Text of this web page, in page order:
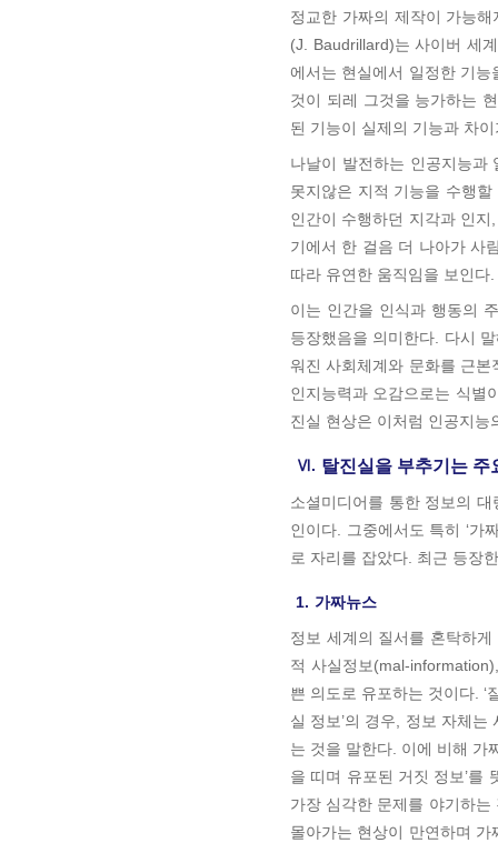
정교한 가짜의 제작이 가능
(J. Baudrillard)는 사이버 세
에서는 현실에서 일정한 기
것이 되레 그것을 능가하는
된 기능이 실제의 기능과 차
나날이 발전하는 인공지능과
못지않은 지적 기능을 수행
인간이 수행하던 지각과 인
기에서 한 걸음 더 나아가 사
따라 유연한 움직임을 보인다.
이는 인간을 인식과 행동의
등장했음을 의미한다. 다시
워진 사회체계와 문화를 근
인지능력과 오감으로는 식별
진실 현상은 이처럼 인공지
Ⅵ. 탈진실을 부추기는 주
소셜미디어를 통한 정보의
인이다. 그중에서도 특히 ‘가
로 자리를 잡았다. 최근 등장
1. 가짜뉴스
정보 세계의 질서를 혼탁하
적 사실정보(mal-
쁜 의도로 유포하는 것이다. ‘
실 정보’의 경우, 정보 자체는
는 것을 말한다. 이에 비해 가
을 띠며 유포된 거짓 정보’를
가장 심각한 문제를 야기하
몰아가는 현상이 만연하며